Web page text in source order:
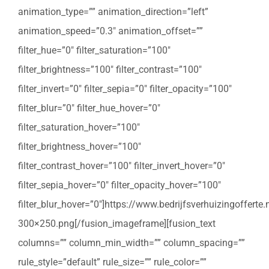
animation_type=”” animation_direction=”left”
animation_speed=”0.3″ animation_offset=””
filter_hue=”0″ filter_saturation=”100″
filter_brightness=”100″ filter_contrast=”100″
filter_invert=”0″ filter_sepia=”0″ filter_opacity=”100″
filter_blur=”0″ filter_hue_hover=”0″
filter_saturation_hover=”100″
filter_brightness_hover=”100″
filter_contrast_hover=”100″ filter_invert_hover=”0″
filter_sepia_hover=”0″ filter_opacity_hover=”100″
filter_blur_hover=”0″]https://
300×250.png[/fusion_imageframe][fusion_text
columns=”” column_min_width=”” column_spacing=””
rule_style=”default” rule_size=”” rule_color=””